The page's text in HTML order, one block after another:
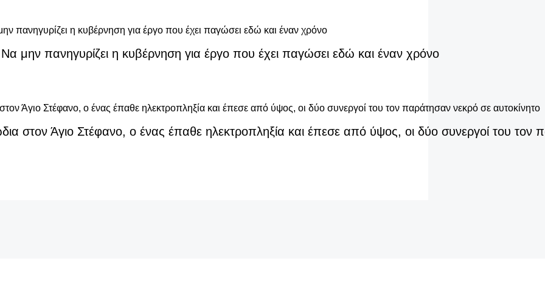
μην πανηγυρίζει η κυβέρνηση για έργο που έχει παγώσει εδώ και έναν χρόνο
στον Άγιο Στέφανο, ο ένας έπαθε ηλεκτροπληξία και έπεσε από ύψος, οι δύο συνεργοί του τον